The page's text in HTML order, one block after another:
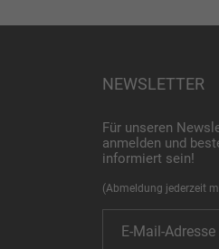
NEWSLETTER
Für unseren
anmelden und
informiert sein!
(Abmeldung jederzeit